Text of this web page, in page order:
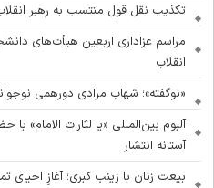
تکذیب نقل قول منتسب به رهبر
مراسم عزاداری اربعین هیأت‌های
انقلاب
«نوگفته»؛ شهاب مرادی دورهمی نوجوانان
آلبوم بین‌المللی «یا لثارات الامام»
آستانه انتشار
بیعت زنان با زینب کبری؛ آغازِ